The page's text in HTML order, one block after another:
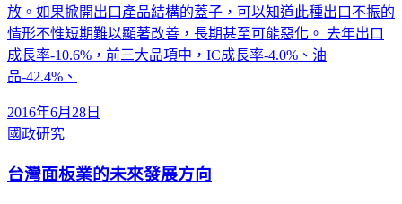
放。如果掀開出口產品結構的蓋子，可以知道此種出口不振的
情形不惟短期難以顯著改善，長期甚至可能惡化。 去年出口
成長率-10.6%，前三大品項中，IC成長率-4.0%、油
品-42.4%、
2016年6月28日
國政研究
台灣面板業的未來發展方向